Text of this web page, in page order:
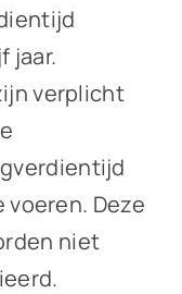
jaar.
verplicht
voeren. Deze
niet